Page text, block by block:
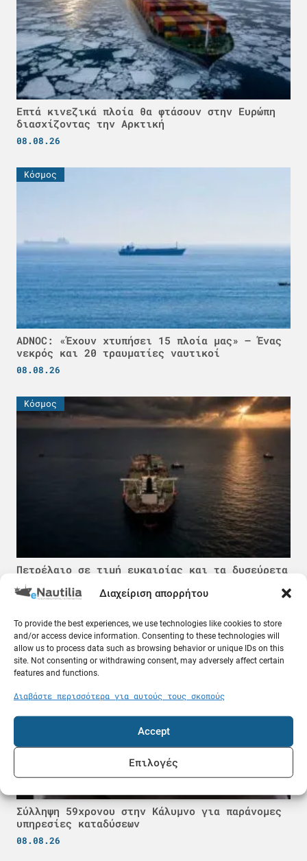
Διαχείριση απορρήτου
To provide the best experiences, we use technologies like cookies to store
and/or access device information. Consenting to these technologies will
allow us to process data such as browsing behavior or unique IDs on this
site. Not consenting or withdrawing consent, may adversely affect certain
features and functions.
Διαβάστε περισσότερα για αυτούς τους σκοπούς
Accept
Επιλογές
Επτά κινεζικά πλοία θα φτάσουν στην Ευρώπη
διασχίζοντας την Αρκτική
08.08.26
Κόσμος
ADNOC: «Έχουν χτυπήσει 15 πλοία μας» – Ένας
νεκρός και 20 τραυματίες ναυτικοί
08.08.26
Κόσμος
Πετρέλαιο σε τιμή ευκαιρίας και τα δυσεύρετα
δεξαμενόπλοια: Τι συμβαίνει στον Περσικό
Κόλπο
Ελλάδα
Σύλληψη 59χρονου στην Κάλυμνο για παράνομες
υπηρεσίες καταδύσεων
08.08.26